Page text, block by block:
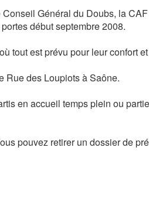
Général du Doubs, la
début septembre 2008.
tout est prévu pour leur confort
Rue des Loupiots à Saône.
en accueil temps plein ou
pouvez retirer un dossier de